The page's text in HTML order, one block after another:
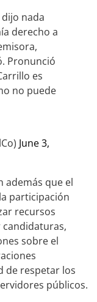
nada
derecho a
Pronunció
es
no puede
June 3,
además que el
participación
recursos
sobre el
de respetar los
públicos.